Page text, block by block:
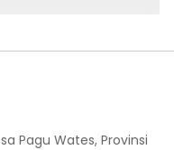
Pagu Wates, Provinsi